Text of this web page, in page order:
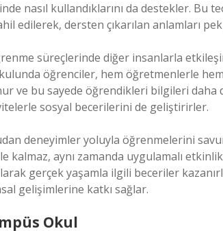
nasıl kullandıklarını da destekler. Bu
edilerek, dersten çıkarılan anlamları
süreçlerinde diğer insanlarla
öğrenciler, hem öğretmenlerle
ve bu sayede öğrendikleri bilgileri
sosyal becerilerini de geliştirirler.
deneyimler yoluyla öğrenmelerini
kalmaz, aynı zamanda uygulamalı
gerçek yaşamla ilgili beceriler
gelişimlerine katkı sağlar.
Okul